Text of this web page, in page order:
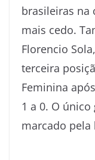
brasileiras na
mais cedo.
Florencio
terceira
Feminina
1 a 0. O
marcado pela